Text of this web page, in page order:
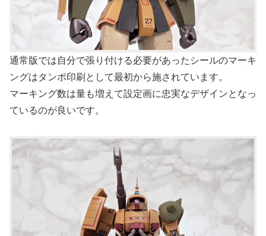
通常版では自分で張り付ける必要があったシールのマーキ
ングはタンポ印刷として最初から施されています。
マーキング数は量も増えて設定画に忠実なデザインとなっ
ているのが良いです。